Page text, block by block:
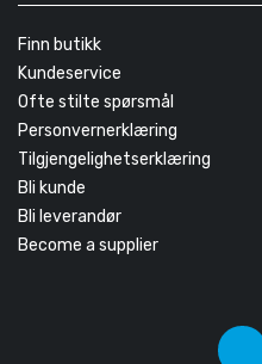
Finn butikk
Kundeservice
Ofte stilte spørsmål
Personvernerklæring
Tilgjengelighetserklæring
Bli kunde
Bli leverandør
Become a supplier